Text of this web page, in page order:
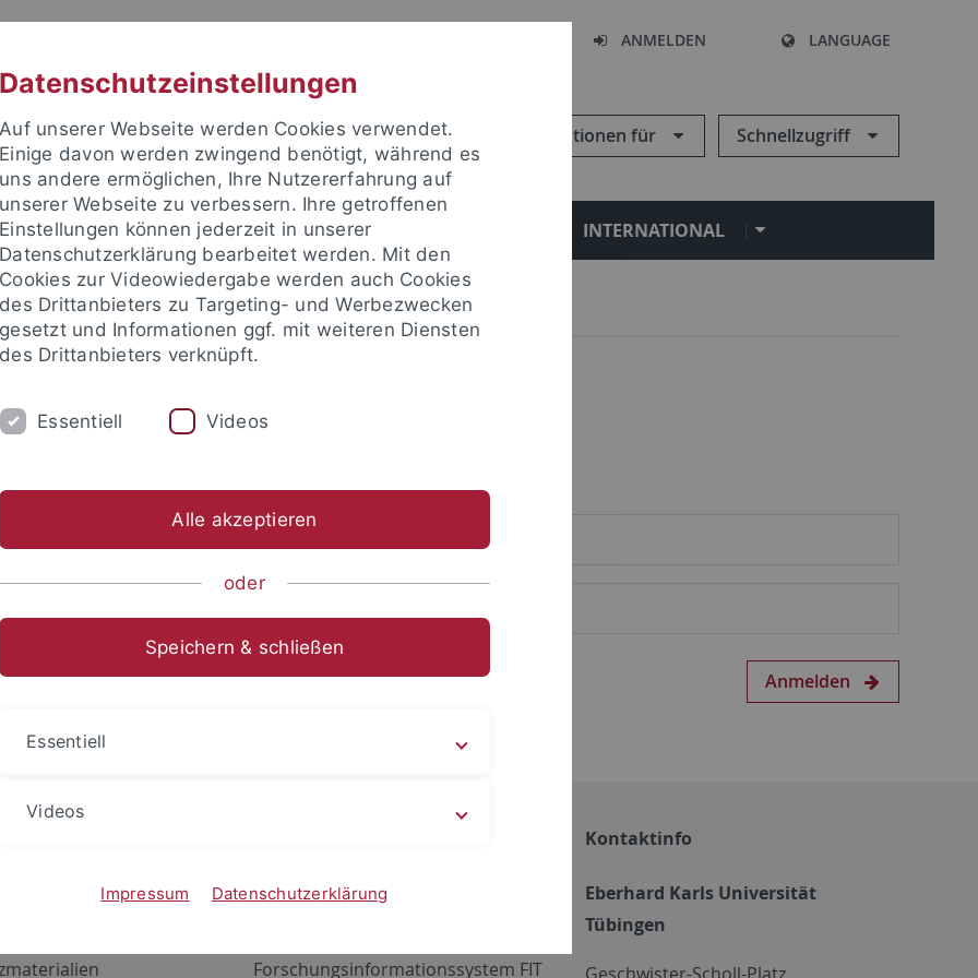
ANMELDEN LANGUAGE
Informationen für Schnellzugriff
FORSCHUNG EINRICHTUNGEN INTERNATIONAL
um sich anzumelden:
Anmelden
Netzwerk
ALMA
Forschungsinformationssystem FIT
Kontaktinfo
Eberhard Karls Universität
Tübingen
Datenschutzeinstellungen
Auf unserer Webseite werden Cookies verwendet.
Einige davon werden zwingend benötigt, während es
uns andere ermöglichen, Ihre Nutzererfahrung auf
unserer Webseite zu verbessern. Ihre getroffenen
Einstellungen können jederzeit in unserer
Datenschutzerklärung bearbeitet werden. Mit den
Cookies zur Videowiedergabe werden auch Cookies
des Drittanbieters zu Targeting- und Werbezwecken
gesetzt und Informationen ggf. mit weiteren Diensten
des Drittanbieters verknüpft.
Essentiell Videos
Alle akzeptieren
oder
Speichern & schließen
Essentiell
Videos
Impressum Datenschutzerklärung